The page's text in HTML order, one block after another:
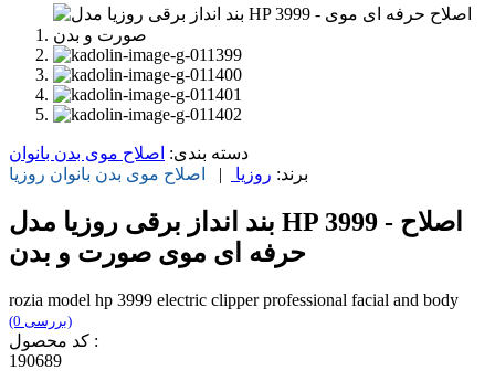
دسته بندی: اصلاح موی بدن بانوان
برند: روزیا | اصلاح موی بدن بانوان روزیا
بند انداز برقی روزیا مدل HP 3999 - اصلاح
حرفه ای موی صورت و بدن
rozia model hp 3999 electric clipper professional facial and body
(0 بررسی)
کد محصول :
190689